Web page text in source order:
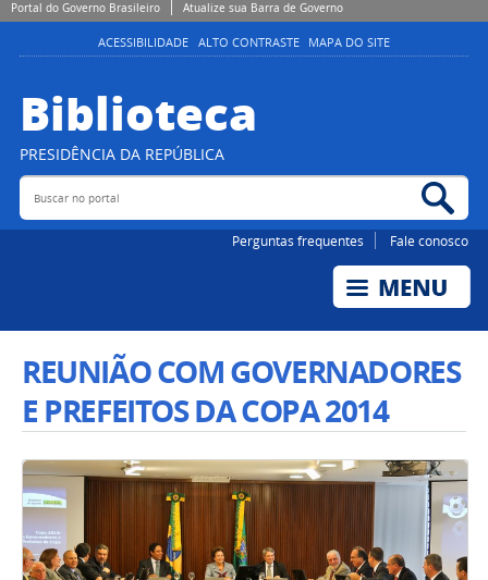
Portal do Governo Brasileiro Atualize sua Barra de Governo
ACESSIBILIDADE ALTO CONTRASTE MAPA DO SITE
Biblioteca
PRESIDÊNCIA DA REPÚBLICA
Buscar no portal
Perguntas frequentes Fale conosco
REUNIÃO COM GOVERNADORES
E PREFEITOS DA COPA 2014